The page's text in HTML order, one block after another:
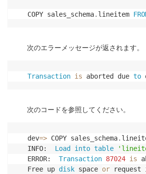
COPY sales_schema. lineitem
次のエラーメッセージが返されます。
Transaction is aborted due to
次のコードを参照してください。
dev=> COPY sales_schema.
INFO: Load into table
ERROR: Transaction 87024 is
Free up disk space or request